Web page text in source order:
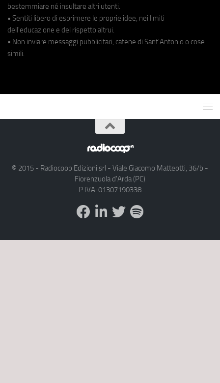
bestemmiare né insultare altri utenti.
• Sentiti libero di esprimere le proprie idee, nei limiti
dell'educazione e del rispetto altrui.
• Non inviare messaggi pubblicitari, catene di Sant'Antonio o cose
simili.
© 2015 - Radiocoop Edizioni srl - Viale Giacomo Matteotti, 36/b -
Fiorenzuola d'Arda (PC)
P.IVA: 01307190338